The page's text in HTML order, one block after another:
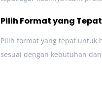
Pilih Format yang Tepat
Pilih format yang tepat untuk
sesuai dengan kebutuhan